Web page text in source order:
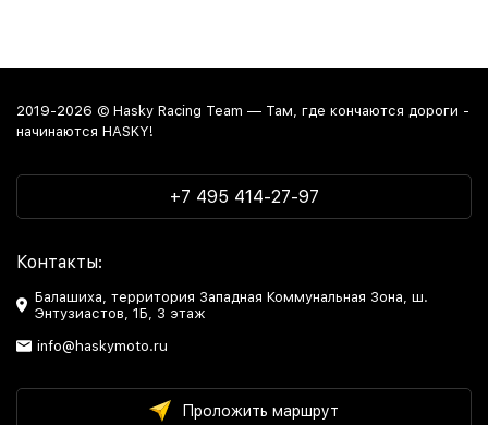
2019-2026 © Hasky Racing Team — Там, где кончаются дороги -
начинаются HASKY!
+7 495 414-27-97
Контакты:
Балашиха, территория Западная Коммунальная Зона, ш.
Энтузиастов, 1Б, 3 этаж
info@haskymoto.ru
Проложить маршрут